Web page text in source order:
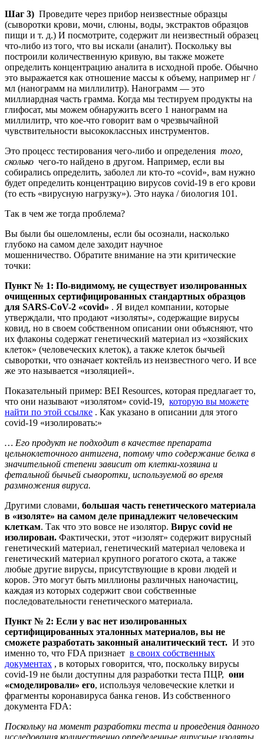
Шаг 3) Проведите через прибор неизвестные образцы
(сыворотки крови, мочи, слюны, воды, экстрактов образцов
пищи и т. д.) И посмотрите, содержит ли неизвестный образец
что-либо из того, что вы искали (аналит). Поскольку вы
построили количественную кривую, вы также можете
определить концентрацию аналита в исходной пробе. Обычно
это выражается как отношение массы к объему, например нг /
мл (нанограмм на миллилитр). Нанограмм — это
миллиардная часть грамма. Когда мы тестируем продукты на
глифосат, мы можем обнаружить всего 1 нанограмм на
миллилитр, что кое-что говорит вам о чрезвычайной
чувствительности высококлассных инструментов.
Это процесс тестирования чего-либо и определения того,
сколько чего-то найдено в другом. Например, если вы
собирались определить, заболел ли кто-то «covid», вам нужно
будет определить концентрацию вирусов covid-19 в его крови
(то есть «вирусную нагрузку»). Это наука / биология 101.
Так в чем же тогда проблема?
Вы были бы ошеломлены, если бы осознали, насколько
глубоко на самом деле заходит научное
мошенничество. Обратите внимание на эти критические
точки:
Пункт № 1: По-видимому, не существует изолированных
очищенных сертифицированных стандартных образцов
для SARS-CoV-2 «covid» . Я видел компании, которые
утверждали, что продают «изоляты», содержащие вирусы
ковид, но в своем собственном описании они объясняют, что
их флаконы содержат генетический материал из «хозяйских
клеток» (человеческих клеток), а также клеток бычьей
сыворотки, что означает коктейль из неизвестного чего. И все
же это называется «изоляцией».
Показательный пример: BEI Resources, которая предлагает то,
что они называют «изолятом» covid-19, которую вы можете
найти по этой ссылке . Как указано в описании для этого
covid-19 «изолировать:»
… Его продукт не подходит в качестве препарата
цельноклеточного антигена, потому что содержание белка в
значительной степени зависит от клетки-хозяина и
фетальной бычьей сыворотки, используемой во время
размножения вируса.
Другими словами, большая часть генетического материала
в «изоляте» на самом деле принадлежит человеческим
клеткам. Так что это вовсе не изолятор. Вирус covid не
изолирован. Фактически, этот «изолят» содержит вирусный
генетический материал, генетический материал человека и
генетический материал крупного рогатого скота, а также
любые другие вирусы, присутствующие в крови людей и
коров. Это могут быть миллионы различных наночастиц,
каждая из которых содержит свои собственные
последовательности генетического материала.
Пункт № 2: Если у вас нет изолированных
сертифицированных эталонных материалов, вы не
сможете разработать законный аналитический тест. И это
именно то, что FDA признает в своих собственных
документах , в которых говорится, что, поскольку вирусы
covid-19 не были доступны для разработки теста ПЦР, они
«смоделировали» его, используя человеческие клетки и
фрагменты коронавируса банка генов. Из собственного
документа FDA:
Поскольку на момент разработки теста и проведения данного